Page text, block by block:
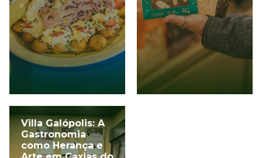
Villa Galópolis: A
Gastronomia
como Herança e